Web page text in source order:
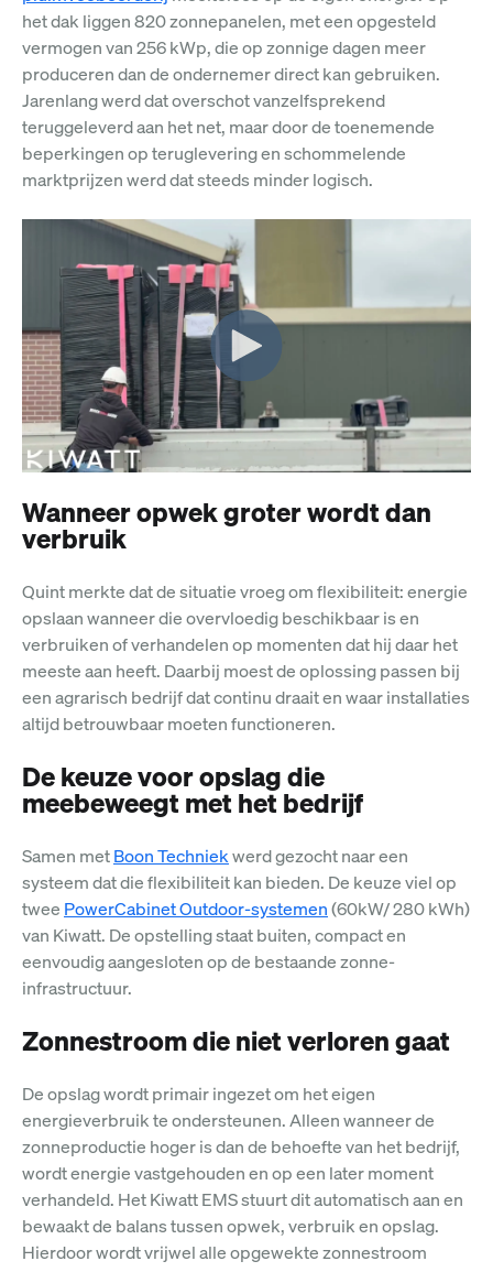
het dak liggen 820 zonnepanelen, met een opgesteld
vermogen van 256 kWp, die op zonnige dagen meer
produceren dan de ondernemer direct kan gebruiken.
Jarenlang werd dat overschot vanzelfsprekend
teruggeleverd aan het net, maar door de toenemende
beperkingen op teruglevering en schommelende
marktprijzen werd dat steeds minder logisch.
Wanneer opwek groter wordt dan
verbruik
Quint merkte dat de situatie vroeg om flexibiliteit: energie
opslaan wanneer die overvloedig beschikbaar is en
verbruiken of verhandelen op momenten dat hij daar het
meeste aan heeft. Daarbij moest de oplossing passen bij
een agrarisch bedrijf dat continu draait en waar installaties
altijd betrouwbaar moeten functioneren.
De keuze voor opslag die
meebeweegt met het bedrijf
Samen metBoon Techniekwerd gezocht naar een
systeem dat die flexibiliteit kan bieden. De keuze viel op
twee PowerCabinet Outdoor-systemen(60kW/ 280 kWh)
van Kiwatt. De opstelling staat buiten, compact en
eenvoudig aangesloten op de bestaande zonne-
infrastructuur.
Zonnestroom die niet verloren gaat
De opslag wordt primair ingezet om het eigen
energieverbruik te ondersteunen. Alleen wanneer de
zonneproductie hoger is dan de behoefte van het bedrijf,
wordt energie vastgehouden en op een later moment
verhandeld. Het Kiwatt EMS stuurt dit automatisch aan en
bewaakt de balans tussen opwek, verbruik en opslag.
Hierdoor wordt vrijwel alle opgewekte zonnestroom